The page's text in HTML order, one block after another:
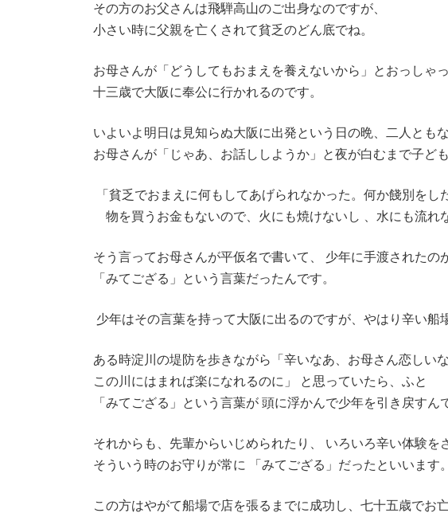
その方のお父さんは飛騨高山のご出身なのですが、
小さい時に父親を亡くされて貧乏のどん底でね。
お母さんが「どうしてもおまえを養えないから」とおっしゃっ
十三歳で大阪に奉公に行かれるのです。
いよいよ明日は見知らぬ大阪に出発という日の晩、二人とも
お母さんが「じゃあ、お話ししようか」と夜が白むまで子ど
「貧乏でおまえに何もしてあげられなかった。何か餞別をし
物を買うお金もないので、火にも焼けないし 、水にも流れ
そう言ってお母さんが平仮名で書いて、 少年に手渡されたの
「みてござる」という言葉だったんです。
少年はその言葉を持って大阪に出るのですが、やはり辛い船
ある時淀川の堤防を歩きながら「辛いなあ、お母さん恋しいな
この川にはまれば楽になれるのに」 と思っていたら、ふと
「みてござる」という言葉が 頭に浮かんで少年を引き戻すん
それからも、先輩からいじめられたり、 いろいろ辛い体験を
そういう時のお守りが常に 「みてござる」だったといいます。
この方はやがて船場で店を張るまでに成功し、七十五歳でお